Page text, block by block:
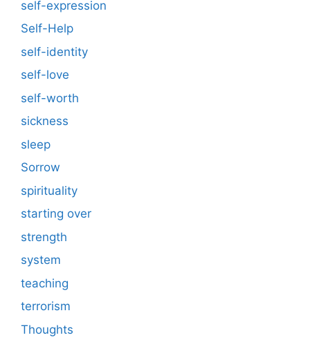
self-expression
Self-Help
self-identity
self-love
self-worth
sickness
sleep
Sorrow
spirituality
starting over
strength
system
teaching
terrorism
Thoughts